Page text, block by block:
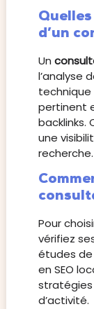
d’un
Un
l’analyse
pertinent
backlinks.
une
recherche.
Pour
vérifiez
études de
en SEO
d’activité.